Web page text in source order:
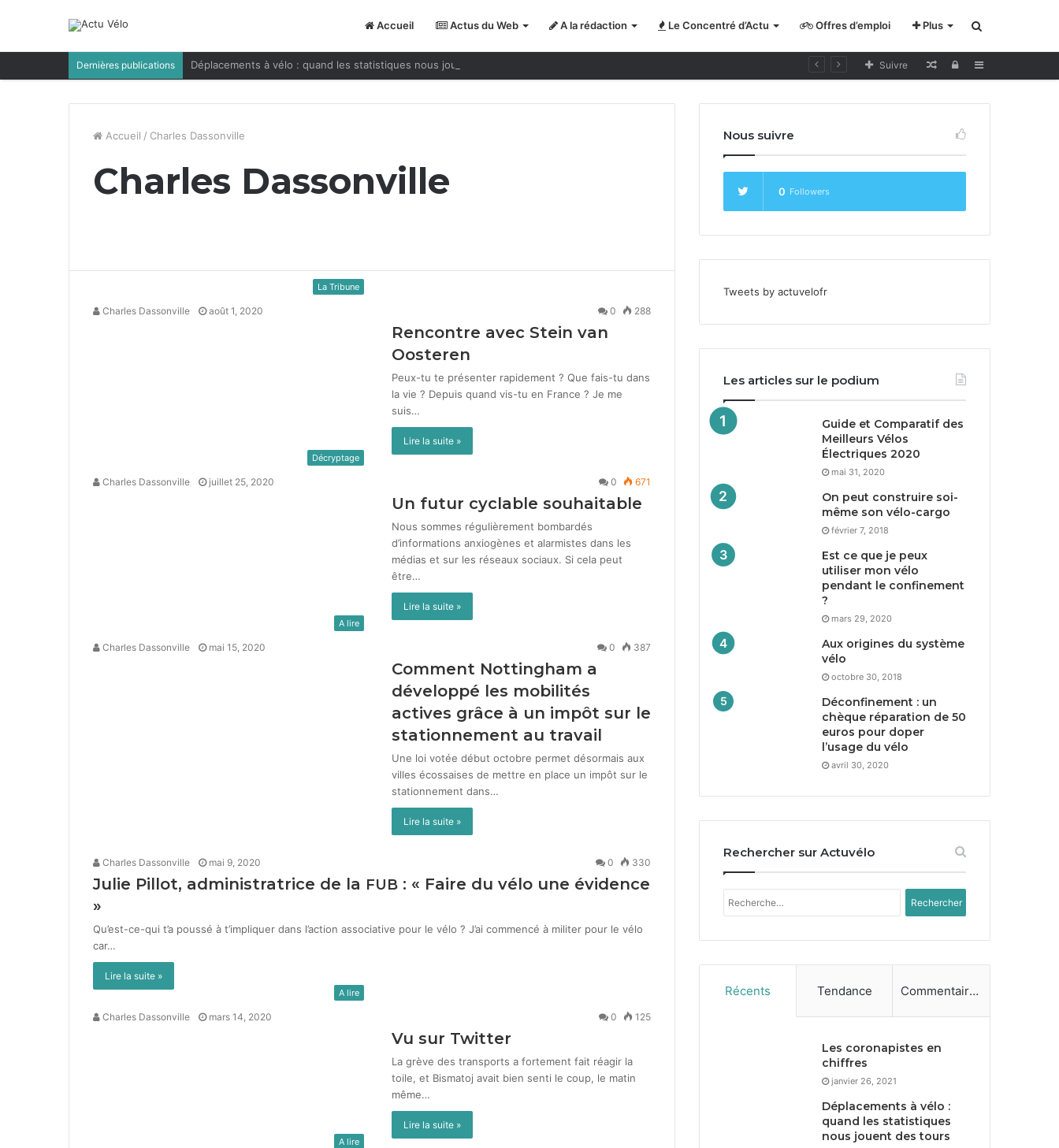
Accueil Actus du Web A la rédaction Le Concentré d’Actu Offres d’emploi Plus
Dernières publications Déplacements à vélo : quand les statistiques nous jouent des tours Sidebar
Se
Lecture
Suivre
Accueil / Charles Dassonville
Charles Dassonville
La Tribune
Charles Dassonville août 1, 2020 0 288
Rencontre avec Stein van
Oosteren
Peux-tu te présen­ter rapi­de­ment ? Que fais-tu dans
la vie ? Depuis quand vis-tu en France ? Je me
suis…
Lire la suite »
Décryptage
Charles Dassonville juillet 25, 2020 0 671
Un futur cyclable souhaitable
Nous sommes régulière­ment bom­bardés
d’informations anx­iogènes et alarmistes dans les
médias et sur les réseaux soci­aux. Si cela peut
être…
Lire la suite »
A lire
Charles Dassonville mai 15, 2020 0 387
Comment Nottingham a
développé les mobilités
actives grâce à un impôt sur le
stationnement au travail
Une loi votée début octo­bre per­met désor­mais aux
villes écos­sais­es de met­tre en place un impôt sur le
sta­tion­nement dans…
Lire la suite »
Charles Dassonville mai 9, 2020 0 330
Julie Pillot, administratrice de la FUB : « Faire du vélo une évidence
»
Qu’est-ce-qui t’a poussé à t’impliquer dans l’action associative pour le vélo ? J’ai com­mencé à militer pour le vélo
car…
Lire la suite »
A lire
Charles Dassonville mars 14, 2020 0 125
Vu sur Twitter
La grève des trans­ports a forte­ment fait réa­gir la
toile, et Bis­ma­toj avait bien sen­ti le coup, le matin
même…
Lire la suite »
A lire
Nous suivre
0 Followers
Tweets by actuvelofr
Les articles sur le podium
Guide et Comparatif des
Meilleurs Vélos
Électriques2020
mai 31, 2020
On peut construire soi-
même son vélo-cargo
février 7, 2018
Est ce que je peux
utiliser mon vélo
pendant le confinement
?
mars 29, 2020
Aux origines du système
vélo
octobre 30, 2018
Déconfinement : un
chèque réparation de50
euros pour doper
l’usage du vélo
avril 30, 2020
Rechercher sur Actuvélo
Rechercher :
Récents Tendance Commentaires
Les coronapistes en
chiffres
janvier 26, 2021
Déplacements à vélo :
quand les statistiques
nous jouent des tours